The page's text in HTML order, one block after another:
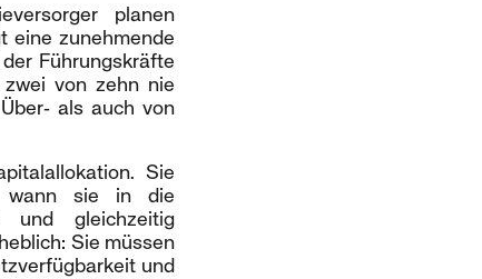
planen
eine zunehmende
Führungskräfte
zwei von zehn nie
als auch von
Sie
wann sie in die
und gleichzeitig
Sie müssen
und